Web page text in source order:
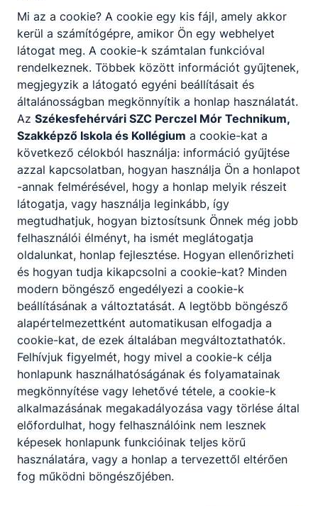
GÉPÉSZETI (ALAPOZÓ) GYAKORLÓ
FELADATOK:
A köetkező feladatokat MOLNÁR
TIBOR mesterpedagógus készítette.
Köszönet érte.
Összes feladat rendszerezve:
áttekintés
Tűrések:
A nyolc feladat a tűrésekkel
kapcsolatos alapfogalmak,
meghatározások gyakoroltatására
alkalmas. KLIKK
Csavarfajták felismerése:
Párosítani kell a megnevezést a
képpel.KLIKK
Hőkezelések tulajdonságai:
A kiválasztott hőkezelésnek meg kell
keresni a jellemzőit. KLIKK
Szerkezeti anyagok jellemzői:
A megfelelő csoportba kell sorolni az
adott tulajdonságot.
KLIKK
Fémforgácsolási technológiák:
Mi az a cookie? A cookie egy kis fájl, amely akkor
kerül a számítógépre, amikor Ön egy webhelyet
látogat meg. A cookie-k számtalan funkcióval
rendelkeznek. Többek között információt gyűjtenek,
megjegyzik a látogató egyéni beállításait és
általánosságban megkönnyítik a honlap használatát.
Az Székesfehérvári SZC Perczel Mór Technikum,
Szakképző Iskola és Kollégium a cookie-kat a
következő célokból használja: információ gyűjtése
azzal kapcsolatban, hogyan használja Ön a honlapot
-annak felmérésével, hogy a honlap melyik részeit
látogatja, vagy használja leginkább, így
megtudhatjuk, hogyan biztosítsunk Önnek még jobb
felhasználói élményt, ha ismét meglátogatja
oldalunkat, honlap fejlesztése. Hogyan ellenőrizheti
és hogyan tudja kikapcsolni a cookie-kat? Minden
modern böngésző engedélyezi a cookie-k
beállításának a változtatását. A legtöbb böngésző
alapértelmezettként automatikusan elfogadja a
cookie-kat, de ezek általában megváltoztathatók.
Felhívjuk figyelmét, hogy mivel a cookie-k célja
honlapunk használhatóságának és folyamatainak
megkönnyítése vagy lehetővé tétele, a cookie-k
alkalmazásának megakadályozása vagy törlése által
előfordulhat, hogy felhasználóink nem lesznek
képesek honlapunk funkcióinak teljes körű
használatára, vagy a honlap a tervezettől eltérően
fog működni böngészőjében.